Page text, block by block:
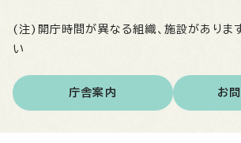
(注)開庁時間が異なる組織、施設がありま
い
庁舎案内 お